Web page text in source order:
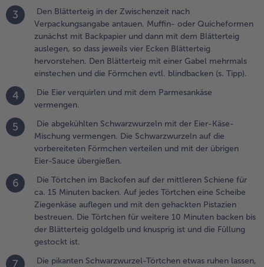
abgekühlten
der Eier-
Mischung
Die
die
und
der übrigen
Sauce
3
Den Blätterteig in der Zwischenzeit nach
Verpackungsangabe antauen. Muffin- oder Quicheformen
zunächst mit Backpapier und dann mit dem Blätterteig
auslegen, so dass jeweils vier Ecken Blätterteig
hervorstehen. Den Blätterteig mit einer Gabel mehrmals
einstechen und die Förmchen evtl. blindbacken (s. Tipp).
4
Die Eier verquirlen und mit dem Parmesankäse
vermengen.
5
Die abgekühlten Schwarzwurzeln mit der Eier-Käse-
Mischung vermengen. Die Schwarzwurzeln auf die
vorbereiteten Förmchen verteilen und mit der übrigen
Eier-Sauce übergießen.
6
Die Törtchen im Backofen auf der mittleren Schiene für
ca. 15 Minuten backen. Auf jedes Törtchen eine Scheibe
Ziegenkäse auflegen und mit den gehackten Pistazien
bestreuen. Die Törtchen für weitere 10 Minuten backen bis
der Blätterteig goldgelb und knusprig ist und die Füllung
gestockt ist.
7 Die pikanten Schwarzwurzel-Törtchen etwas ruhen lassen,